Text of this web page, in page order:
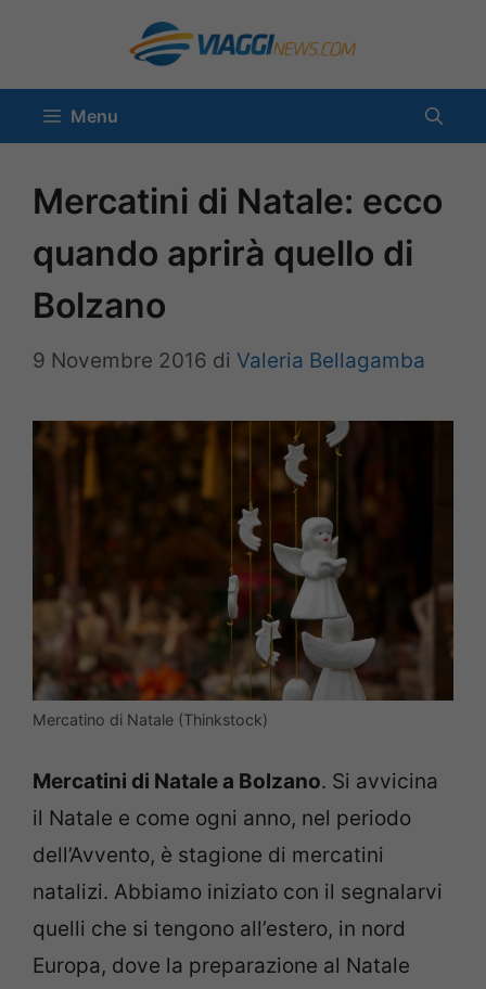
contenuto
Menu
Mercatini di Natale: ecco
quando aprirà quello di
Bolzano
9 Novembre 2016 di Valeria Bellagamba
Mercatino di Natale (Thinkstock)
Mercatini di Natale a Bolzano. Si avvicina
il Natale e come ogni anno, nel periodo
dell’Avvento, è stagione di mercatini
natalizi. Abbiamo iniziato con il segnalarvi
quelli che si tengono all’estero, in nord
Europa, dove la preparazione al Natale